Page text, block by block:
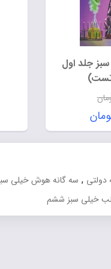
جلد اول
تست)
۱,۸۹۰,۰۰۰ تومان
دولتی , سه گانه هوش خیلی
خیلی سبز ششم